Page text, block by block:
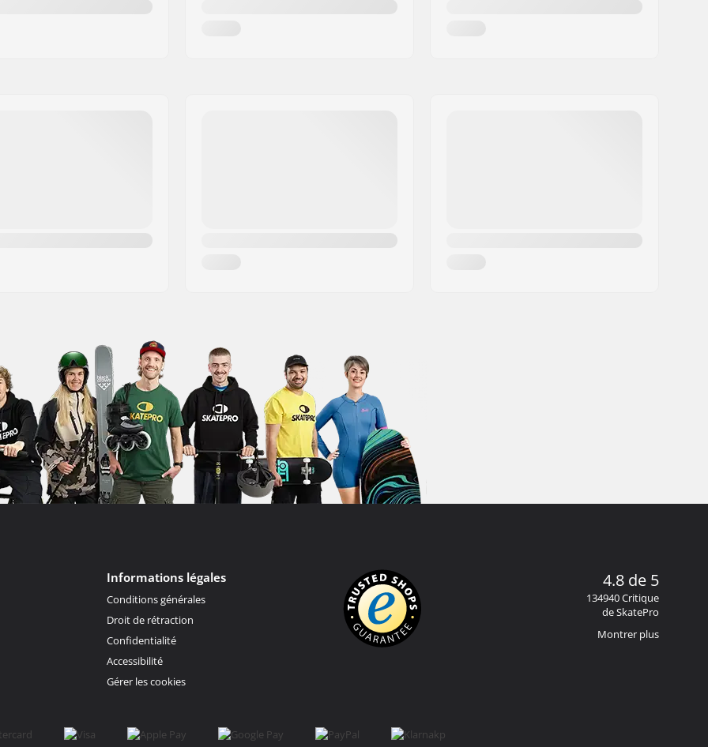
Informations légales
Conditions générales
Droit de rétraction
Confidentialité
Accessibilité
Gérer les cookies
4.8 de 5
134940 Critique
de SkatePro
Montrer plus